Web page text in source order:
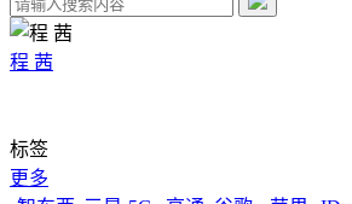
程 茜
标签
更多